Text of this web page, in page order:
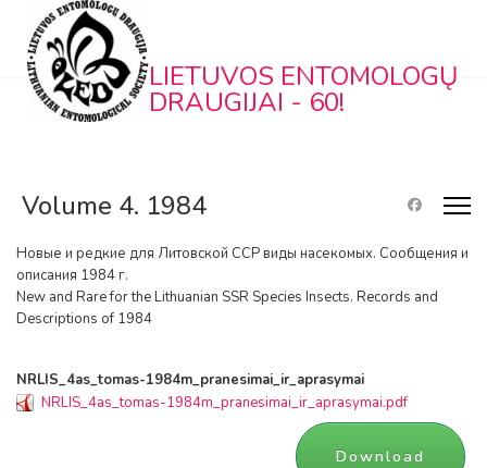
LIETUVOS ENTOMOLOGŲ
DRAUGIJAI - 60!
Volume 4. 1984
Новые и редкие для Литовской ССР виды насекомых. Сообщения и
описания 1984 г.
New and Rare for the Lithuanian SSR Species Insects. Records and
Descriptions of 1984
NRLIS_4as_tomas-1984m_pranesimai_ir_aprasymai
NRLIS_4as_tomas-1984m_pranesimai_ir_aprasymai.pdf
Download